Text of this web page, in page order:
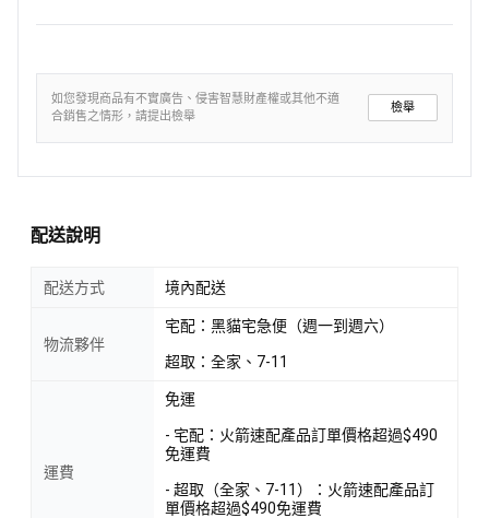
如您發現商品有不實廣告、侵害智慧財產權或其他不適
合銷售之情形，請提出檢舉
檢舉
配送說明
配送方式 境內配送
物流夥伴
宅配：黑貓宅急便（週一到週六）
超取：全家、7-11
運費
免運
- 宅配：火箭速配產品訂單價格超過$490
免運費
- 超取（全家、7-11）：火箭速配產品訂
單價格超過$490免運費